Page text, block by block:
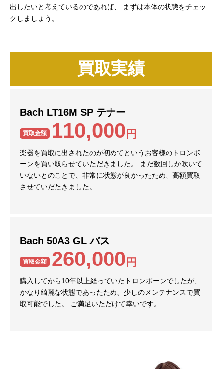
出したいと考えているのであれば、
まずは本体の状態をチェッ
クしましょう。
買取実績
Bach LT16M SP テナー
買取金額 110,000 円
楽器を買取に出されたのが初めてというお客様のトロンボ
ーンを買い取らせていただきました。 まだ数回しか吹いて
いないとのことで、非常に状態が良かったため、高額買取
させていだたきました。
Bach 50A3 GL バス
買取金額 260,000 円
購入してから10年以上経っていたトロンボーンでしたが、
かなり綺麗な状態であったため、少しのメンテナンスで買
取可能でした。 ご満足いただけて幸いです。